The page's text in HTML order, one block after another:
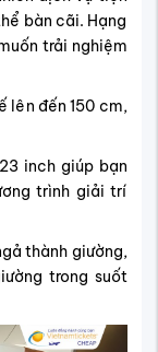
bàn cãi. Hạng
trải nghiệm
lên đến 150 cm,
inch giúp bạn
trình giải trí
thành giường,
trong suốt